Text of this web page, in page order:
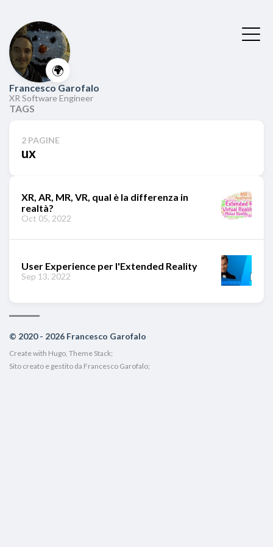
🌍
Francesco Garofalo
XR Software Engineer
TAGS
2 PAGINE
ux
XR, AR, MR, VR, qual è la differenza in
realtà?
Oct 05, 2022
User Experience per l'Extended Reality
Sep 13, 2022
© 2020 - 2026 Francesco Garofalo
Create with Hugo , Theme Stack;
Sito creato e gestito da Francesco Garofalo;